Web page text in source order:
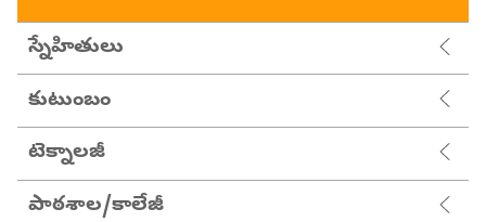
స్నేహితులు
కుటుంబం
టెక్నాలజీ
పాఠశాల/కాలేజీ